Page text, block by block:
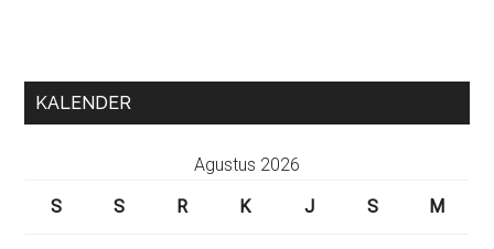
KALENDER
Agustus 2026
S
S R K J S M